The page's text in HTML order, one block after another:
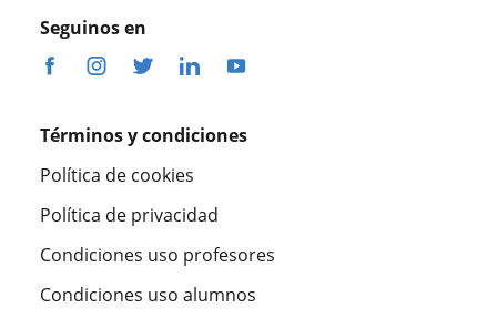
Seguinos en
Términos y condiciones
Política de cookies
Política de privacidad
Condiciones uso profesores
Condiciones uso alumnos